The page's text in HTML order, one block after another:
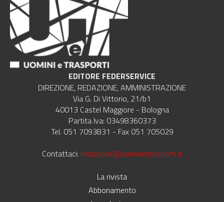
EDITORE FEDERSERVICE
DIREZIONE, REDAZIONE, AMMINISTRAZIONE
Via G. Di Vittorio, 21/b1
40013 Castel Maggiore - Bologna
Partita Iva: 03498360373
Tel. 051 7093831 - Fax 051 705029
Contattaci: redazione@uominietrasporti.it
La rivista
Abbonamento